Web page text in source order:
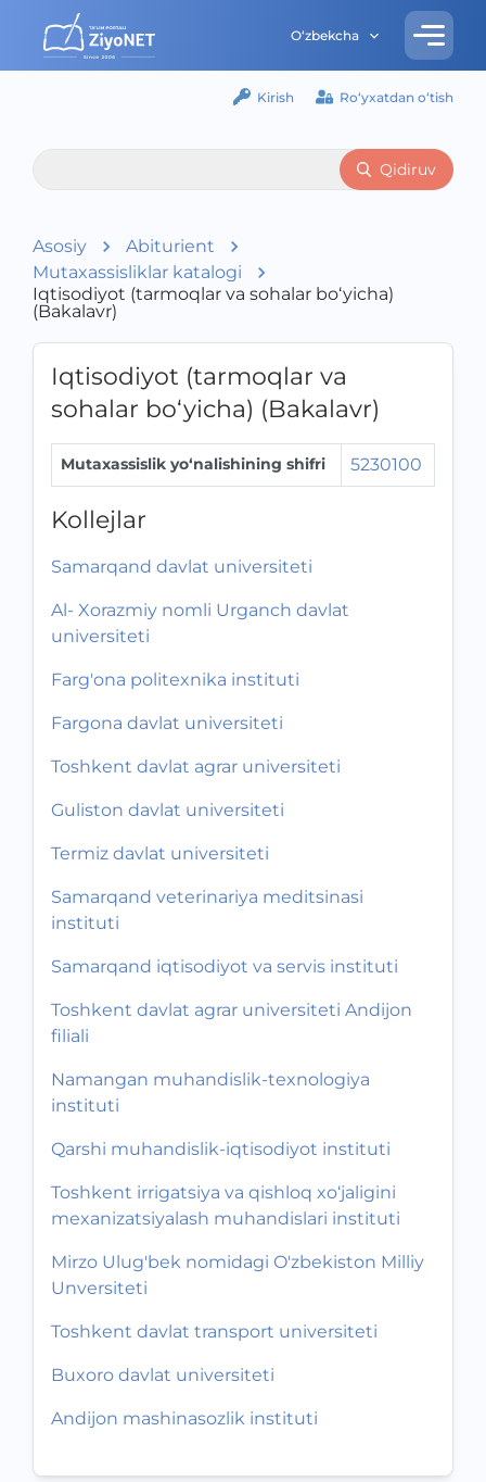
O‘zbekcha
Kirish Ro‘yxatdan o‘tish
Qidiruv
Asosiy
Abiturient
Mutaxassisliklar katalogi
Iqtisodiyot (tarmoqlar va sohalar bo‘yicha)
(Bakalavr)
Iqtisodiyot (tarmoqlar va
sohalar bo‘yicha) (Bakalavr)
Mutaxassislik yo‘nalishining shifri 5230100
Kollejlar
Samarqand davlat universiteti
Al- Xorazmiy nomli Urganch davlat
universiteti
Farg'ona politexnika instituti
Fargona davlat universiteti
Toshkent davlat agrar universiteti
Guliston davlat universiteti
Termiz davlat universiteti
Samarqand veterinariya meditsinasi
instituti
Samarqand iqtisodiyot va servis instituti
Toshkent davlat agrar universiteti Andijon
filiali
Namangan muhandislik-texnologiya
instituti
Qarshi muhandislik-iqtisodiyot instituti
Toshkent irrigatsiya va qishloq xo‘jaligini
mexanizatsiyalash muhandislari instituti
Mirzo Ulug'bek nomidagi O'zbekiston Milliy
Unversiteti
Toshkent davlat transport universiteti
Buxoro davlat universiteti
Andijon mashinasozlik instituti